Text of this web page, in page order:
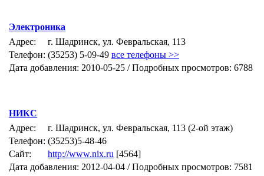
Электроника
Адрес:
г. Шадринск, ул. Февральская, 113
Телефон: (35253) 5-09-49 все телефоны >>
Дата добавления: 2010-05-25 / Подробных просмотров: 6788
НИКС
Адрес:
г. Шадринск, ул. Февральская, 113 (2-ой этаж)
Телефон: (35253)5-48-46
Сайт:
http://www.nix.ru [4564]
Дата добавления: 2012-04-04 / Подробных просмотров: 7581